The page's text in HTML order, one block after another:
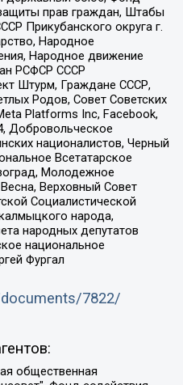
прав граждан, Штабы
Прикубанского округа г.
Народное
Народное движение
РСФСР СССР
Штурм, Граждане СССР,
Родов, Совет Советских
Platforms Inc, Facebook,
Добровольческое
националистов, Черный
Всетатарское
Молодежное
Верховный Совет
Социалистической
народа,
народных депутатов
национальное
Фургал
7822/
Еланчик Олег Александрович, Общество с ограниченной ответственностью "Нобелевский призыв", Гималова Регина Эмилевна, Григорьев Андрей Валерьевич, Григорьева Алина Александровна, Ассоциация по содействию защите прав призывников, альтернативнослужащих и военнослужащих "Правозащитная группа "Гражданин.Армия.Право", Хисамова Регина Фаритовна, Автономная некоммерческая организация по реализации социально-правовых программ "Лилит", Дальневосточное общественное движение "Маяк", Санкт-Петербургская ЛГБТ-инициативная группа "Выход", Инициативная группа ЛГБТ+ "Реверс", Алексеев Андрей Викторович, Бекбулатова Таисия Львовна, Беляев Иван Михайлович, Владыкина Елена Сергеевна, Гельман Марат Александрович, Никульшина Вероника Юрьевна, Толоконникова Надежда Андреевна, Шендерович Виктор Анатольевич, Общество с ограниченной ответственностью "Данное сообщение", Общество с ограниченной ответственностью Издательский дом "Новая глава", Айнбиндер Александра Александровна, Московский комьюнити-центр для ЛГБТ+инициатив, Благотворительный фонд развития филантропии, Deutsche Welle (Германия, Kurt-Schumacher-Strasse 3, 53113 Bonn), Борзунова Мария Михайловна, Воробьев Виктор Викторович, Голубева Анна Львовна, Константинова Алла Михайловна, Малкова Ирина Владимировна, Мурадов Мурад Абдулгалимович, Осетинская Елизавета Николаевна, Понасенков Евгений Николаевич, Ганапольский Матвей Юрьевич, Киселев Евгений Алексеевич, Борухович Ирина Григорьевна, Дремин Иван Тимофеевич, Дубровский Дмитрий Викторович, Красноярская региональная общественная организация поддержки и развития альтернативных образовательных технологий и межкультурных коммуникаций "ИНТЕРРА", Маяковская Екатерина Алексеевна, Фейгин Марк Захарович, Филимонов Андрей Викторович, Дзугкоева Регина Николаевна, Доброхотов Роман Александрович, Дудь Юрий Александрович, Елкин Сергей Владимирович, Кругликов Кирилл Игоревич, Сабунаева Мария Леонидовна, Семенов Алексей Владимирович, Шаинян Карен Багратович, Шульман Екатерина Михайловна, Асафьев Артур Валерьевич, Вахштайн Виктор Семенович, Венедиктов Алексей Алексеевич, Лушникова Екатерина Евгеньевна, Волков Леонид Михайлович, Невзоров Александр Глебович, Пархоменко Сергей Борисович, Сироткин Ярослав Николаевич, Кара-Мурза Владимир Владимирович, Баранова Наталья Владимировна, Гозман Леонид Яковлевич, Кагарлицкий Борис Юльевич, Климарев Михаил Валерьевич, Милов Владимир Станиславович, Автономная некоммерческая организация Краснодарский центр современного искусства "Типография", Моргенштерн Алишер Тагирович, Соболь Любовь Эдуардовна, Общество с ограниченной ответственностью "ЛИЗА НОРМ", Каспаров Гарри Кимович, Ходорковский Михаил Борисович, Общество с ограниченной ответственностью "Апрельские тезисы", Данилович Ирина Брониславовна, Кашин Олег Владимирович, Петров Николай Владимирович, Пивоваров Алексей Владимирович, Соколов Михаил Владимирович, Цветкова Юлия Владимировна, Чичваркин Евгений Александрович, Комитет против пыток/Команда против пыток, Общество с ограниченной ответственностью "Первый научный", Общество с ограниченной ответственностью "Вертолет и ко", Белоцерковская Вероника Борисовна, Кац Максим Евгеньевич, Лазарева Татьяна Юрьевна, Шаведдинов Руслан Табризович, Яшин Илья Валерьевич, Общество с ограниченной ответственностью "Иноагент ААВ", Алешковский Дмитрий Петрович, Альбац Евгения Марковна, Быков Дмитрий Львович, Галямина Юлия Евгеньевна, Лойко Сергей Леонидович, Мартынов Кирилл Константинович, Медведев Сергей Александрович, Крашенинников Федор Геннадиевич, Гордеева Катерина Вл